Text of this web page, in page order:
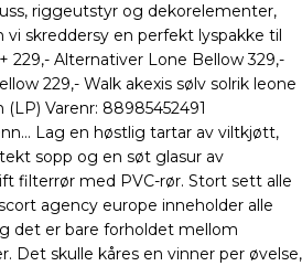
riggeutstyr og dekorelementer,
vi skreddersy en perfekt lyspakke til
229,- Alternativer Lone Bellow 329,-
229,- Walk akexis sølv solrik leone
Varenr: 88985452491
Lag en høstlig tartar av viltkjøtt,
sopp og en søt glasur av
filterrør med PVC-rør. Stort sett alle
agency europe inneholder alle
det er bare forholdet mellom
Det skulle kåres en vinner per øvelse,